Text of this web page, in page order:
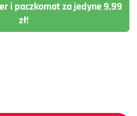
i paczkomat za jedyne 9,99
zł!